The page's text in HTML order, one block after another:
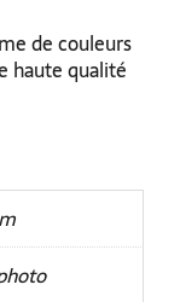
de couleurs
haute qualité